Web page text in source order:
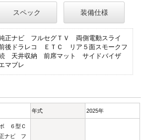
スペック 装備仕様
ナビ フルセグＴＶ 両側電動スライ
後ドラレコ ＥＴＣ リア５面スモークフ
天井収納 前席マット サイドバイザ
マブレ
年式 2025年
６型Ｃ
ナビ フ